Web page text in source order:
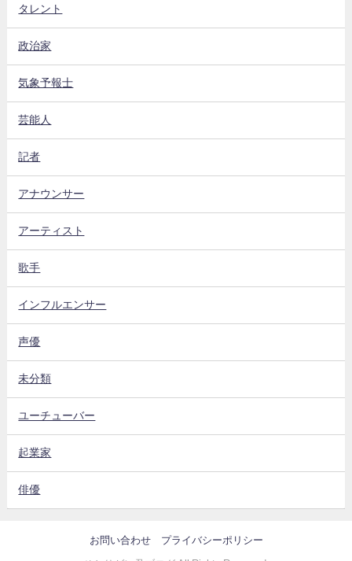
タレント
政治家
気象予報士
芸能人
記者
アナウンサー
アーティスト
歌手
インフルエンサー
声優
未分類
ユーチューバー
起業家
俳優
お問い合わせ プライバシーポリシー